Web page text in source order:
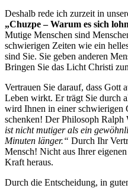
Deshalb rede ich zurzeit in
„Chuzpe – Warum es sich
Mutige Menschen sind
schwierigen Zeiten wie ein
sind Sie. Sie geben anderen
Bringen Sie das Licht Christi
Vertrauen Sie darauf, dass Gott
Leben wirkt. Er trägt Sie durch
wird Ihnen in einer schwierigen
schenken! Der Philosoph Ralph
ist nicht mutiger als ein
Minuten länger.“ Durch Ihr
Mensch! Nicht aus Ihrer
Kraft heraus.
Durch die Entscheidung, in